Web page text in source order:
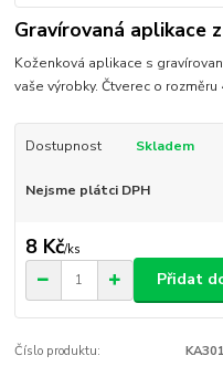
Gravírovaná aplikace
Koženková aplikace s
vaše výrobky. Čtverec o rozměru
Dostupnost Skladem
Nejsme plátci DPH
8 Kč/ks
Přidat
Číslo produktu: